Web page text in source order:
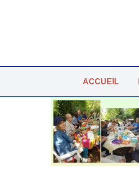
ACCUEIL